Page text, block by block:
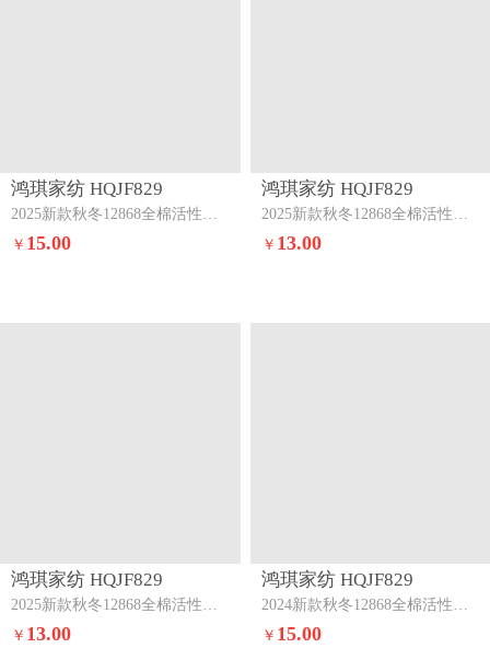
鸿琪家纺 HQJF829
￥ 15.00
鸿琪家纺 HQJF829
￥ 13.00
鸿琪家纺 HQJF829
￥ 13.00
鸿琪家纺 HQJF829
￥ 15.00